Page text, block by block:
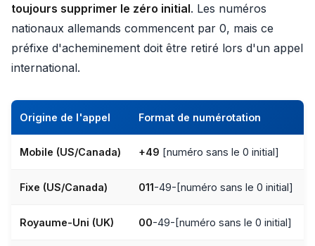
toujours supprimer le zéro initial. Les numéros
nationaux allemands commencent par 0, mais ce
préfixe d'acheminement doit être retiré lors d'un appel
international.
Origine de l'appel Format de numérotation
Mobile (US/Canada) +49 [numéro sans le 0 initial]
Fixe (US/Canada) 011-49-[numéro sans le 0 initial]
Royaume-Uni (UK) 00-49-[numéro sans le 0 initial]